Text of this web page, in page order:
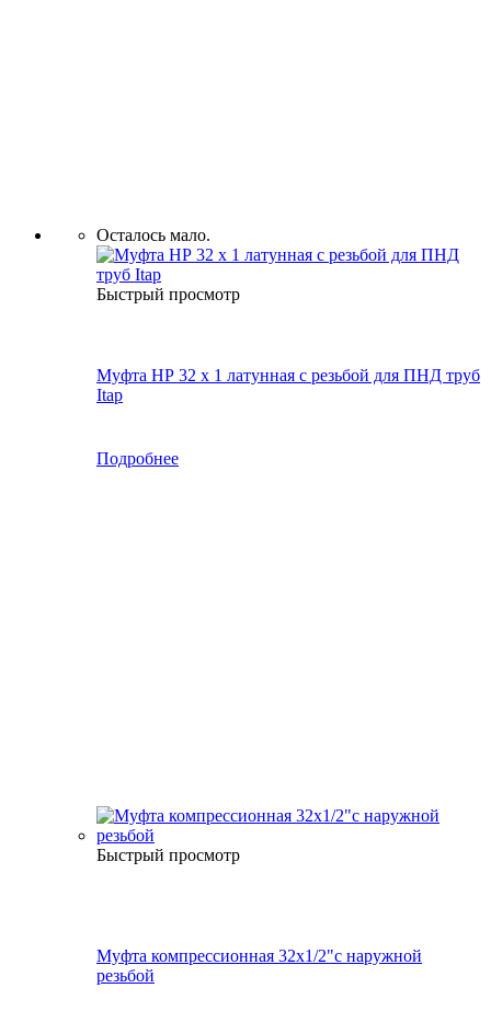
Осталось мало.
Быстрый просмотр
Муфта НР 32 х 1 латунная с резьбой для ПНД труб
Itap
Подробнее
Быстрый просмотр
Муфта компрессионная 32х1/2"с наружной
резьбой